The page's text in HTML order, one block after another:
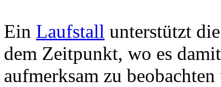
Ein Laufstall unterstützt
dem Zeitpunkt, wo es
aufmerksam zu